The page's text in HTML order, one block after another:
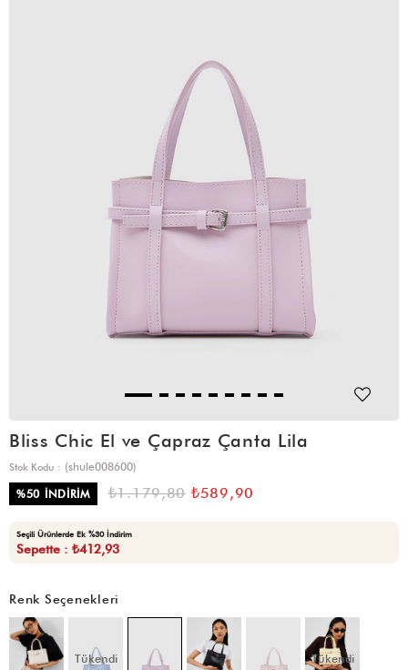
Bliss Chic El ve Çapraz Çanta Lila
Stok Kodu
(shule008600)
%50 İNDIRIM ₺1.179,80 ₺589,90
Seçili Ürünlerde Ek %30 İndirim
Sepette : ₺412,93
Renk Seçenekleri
Tükendi Tükendi